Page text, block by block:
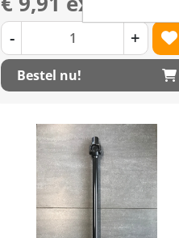
- +
Bestel nu!